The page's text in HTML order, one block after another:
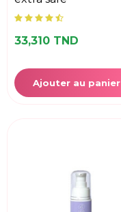
33,310 TND
Ajouter au panier